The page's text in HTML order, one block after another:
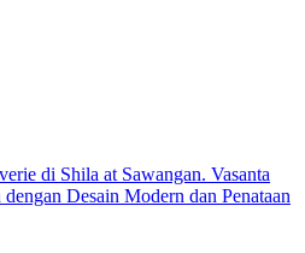
di Shila at Sawangan. Vasanta
Desain Modern dan Penataan